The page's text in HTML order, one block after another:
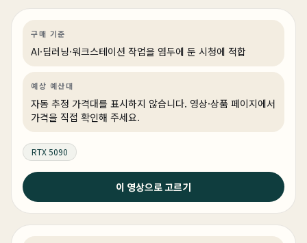
AI·딥러닝
구매 기준
AI·딥러닝·워크스테이션 작업을 염두에 둔 시청에 적합
예상 예산대
자동 추정 가격대를 표시하지 않습니다. 영상·상품 페이지에서
가격을 직접 확인해 주세요.
RTX 5090
이 영상으로 고르기
2026년 4월 30일
이 가격에 이 스펙이 된다고 ? 5월 컴퓨터 추천 정리 끝 !
(3개월만에 업로드 합니다.)